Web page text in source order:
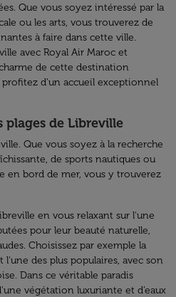
Que vous soyez intéressé par la
ou les arts, vous trouverez de
à faire dans cette ville.
avec Royal Air Maroc et
de cette destination
d’un accueil exceptionnel
plages de Libreville
Que vous soyez à la recherche
de sports nautiques ou
en bord de mer, vous y trouverez
en vous relaxant sur l'une
pour leur beauté naturelle,
Choisissez par exemple la
des plus populaires, avec son
Dans ce véritable paradis
végétation luxuriante et d’eaux